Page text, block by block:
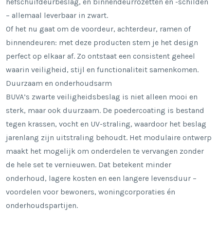
– allemaal leverbaar in zwart.
Of het nu gaat om de voordeur, achterdeur, ramen of
binnendeuren: met deze producten stem je het design
perfect op elkaar af. Zo ontstaat een consistent geheel
waarin veiligheid, stijl en functionaliteit samenkomen.
Duurzaam en onderhoudsarm
BUVA’s zwarte veiligheidsbeslag is niet alleen mooi en
sterk, maar ook duurzaam. De poedercoating is bestand
tegen krassen, vocht en UV-straling, waardoor het beslag
jarenlang zijn uitstraling behoudt. Het modulaire ontwerp
maakt het mogelijk om onderdelen te vervangen zonder
de hele set te vernieuwen. Dat betekent minder
onderhoud, lagere kosten en een langere levensduur –
voordelen voor bewoners, woningcorporaties én
onderhoudspartijen.